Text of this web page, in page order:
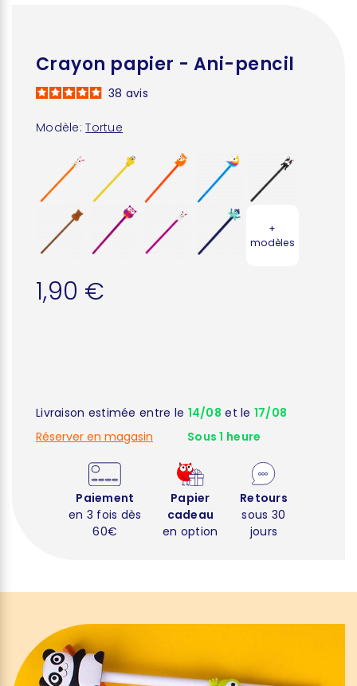
Crayon papier - Ani-pencil
Modèle: Tortue
38 avis
+
modèles
1,90 €
Livraison estimée entre le 14/08 et le 17/08
Réserver en magasin
Sous 1 heure
Paiement
en 3 fois dès
60€
Papier
cadeau
en option
Retours
sous 30
jours